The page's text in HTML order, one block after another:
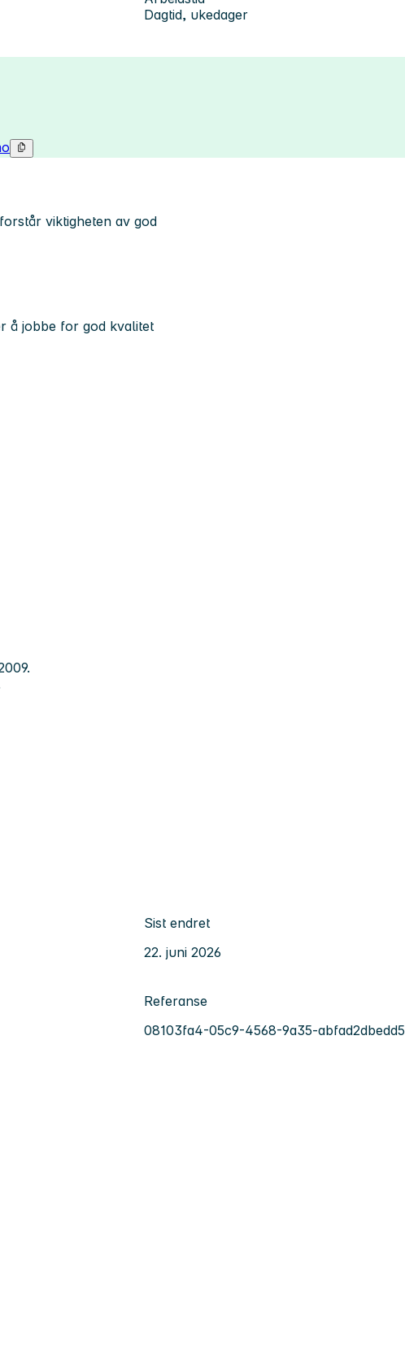
Dagtid, ukedager
viktigheten av god
å jobbe for god kvalitet
Sist endret
22. juni 2026
Referanse
08103fa4-05c9-4568-9a35-abfad2dbedd5